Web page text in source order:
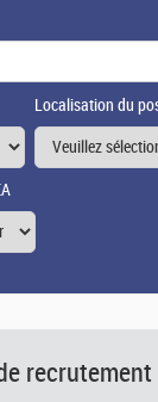
Localisation du
recrutement